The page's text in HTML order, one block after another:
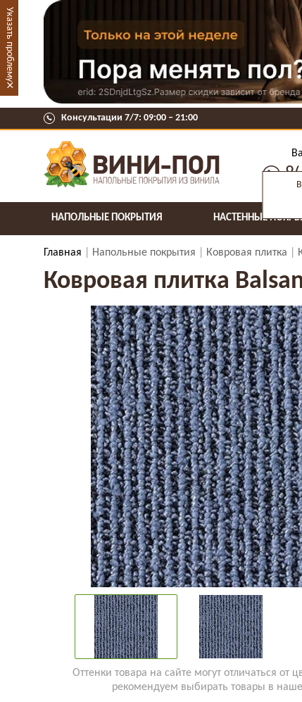
Консультации 7/7: 09:00 ‒ 21:00
НАПОЛЬНЫЕ ПОКРЫТИЯ НАСТЕННЫЕ
Главная Напольные покрытия Ковровая плитка
Ковровая плитка
Оттенки товара на сайте могут отличаться от
рекомендуем выбирать товары в
Указать проблему
×